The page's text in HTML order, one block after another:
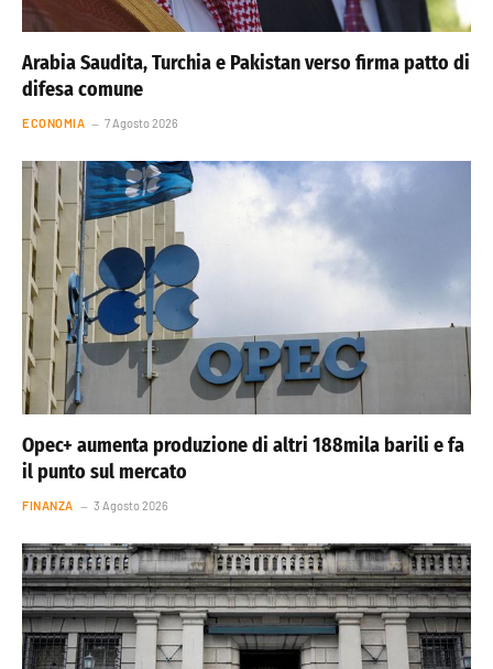
Arabia Saudita, Turchia e Pakistan verso firma patto di
difesa comune
ECONOMIA 7 Agosto 2026
Opec+ aumenta produzione di altri 188mila barili e fa
il punto sul mercato
FINANZA 3 Agosto 2026